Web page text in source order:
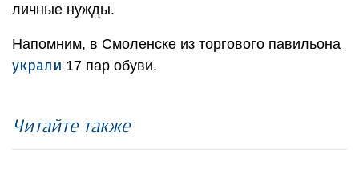
личные нужды.
Напомним, в Смоленске из торгового павильона
украли 17 пар обуви.
Читайте также